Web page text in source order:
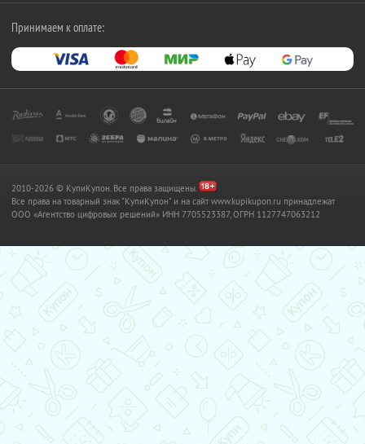
Принимаем к оплате:
2010-2026 © КупиКупон. Все права защищены.
Все права на товарный знак "КупиКупон" и на сайт www.kupikupon.ru принадлежат
OOO «Агентство цифровых решений» ИНН 7705523387, ОГРН 1127747063212